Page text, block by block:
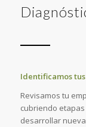
Identificamos
Revisamos tu
cubriendo
desarrollar